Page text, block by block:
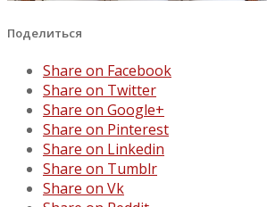
Поделиться
Share on Facebook
Share on Twitter
Share on Google+
Share on Pinterest
Share on Linkedin
Share on Tumblr
Share on Vk